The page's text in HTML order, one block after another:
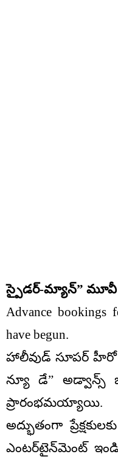
స్పైడర్-మ్యాన్” మూవీ
Advance bookings
have begun.
హాలీవుడ్ సూపర్ హీరో
న్యూ డే” అడ్వాన్స్
అద్భుతంగా
ఎంటర్‌టైన్‌మెంట్